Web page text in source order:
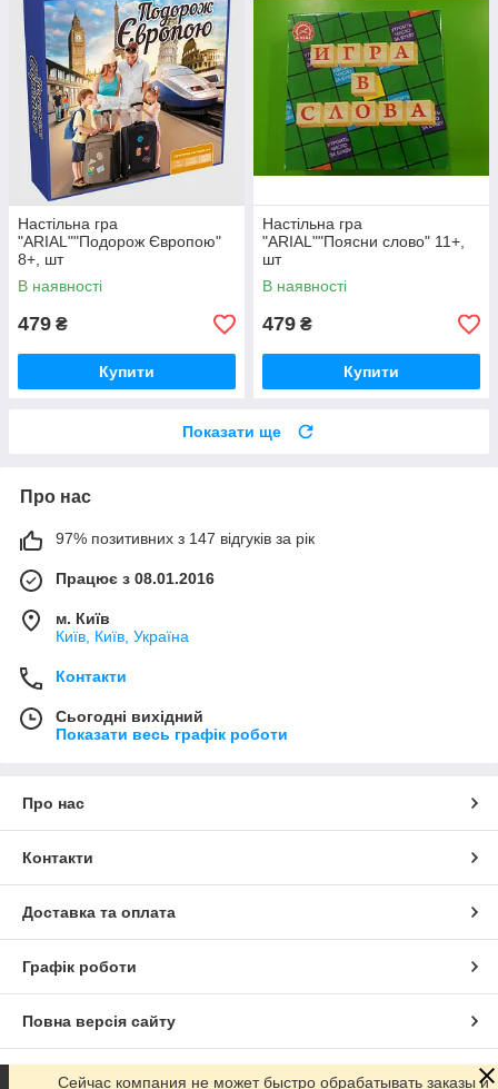
Настільна гра
"ARIAL""Подорож Європою"
8+, шт
В наявності
479 ₴
Купити
Настільна гра
"ARIAL""Поясни слово" 11+,
шт
В наявності
479 ₴
Купити
Показати ще
Про нас
97% позитивних з 147 відгуків за рік
Працює з 08.01.2016
м. Київ
Київ, Київ, Україна
Контакти
Сьогодні вихідний
Показати весь графік роботи
Про нас
Контакти
Доставка та оплата
Графік роботи
Повна версія сайту
Сайт створено на маркетплейсі Prom.ua
Сейчас компания не может быстро обрабатывать заказы и